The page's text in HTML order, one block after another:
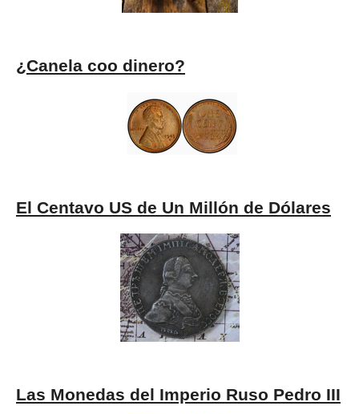
¿Canela coo dinero?
El Centavo US de Un Millón de Dólares
Las Monedas del Imperio Ruso Pedro III